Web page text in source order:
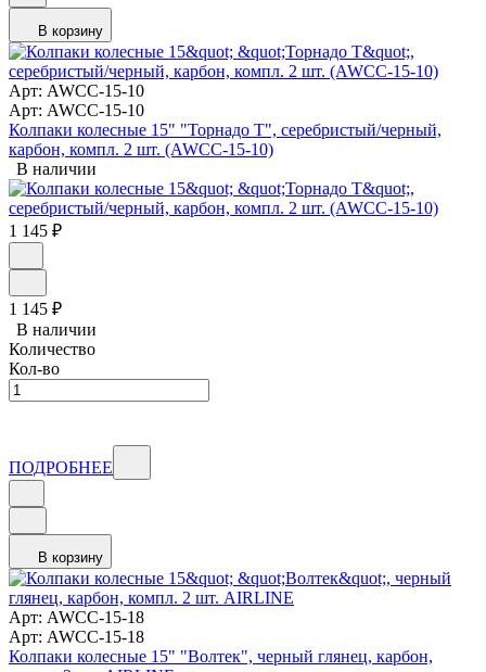
В корзину
Арт: AWCC-15-10
Арт: AWCC-15-10
Колпаки колесные 15" "Торнадо Т", серебристый/черный,
карбон, компл. 2 шт. (AWCC-15-10)
В наличии
1 145 ₽
1 145 ₽
В наличии
Количество
Кол-во
ПОДРОБНЕЕ
В корзину
Арт: AWCC-15-18
Арт: AWCC-15-18
Колпаки колесные 15" "Волтек", черный глянец, карбон,